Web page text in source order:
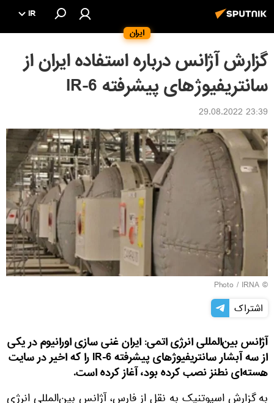
ایران
IR
گزارش آژانس درباره استفاده ایران از
سانتریفیوژهای پیشرفته IR-6‌
23:39 29.08.2022
© Photo /
IRNA
اشتراک
آژانس بین‌المللی انرژی اتمی: ایران غنی سازی اورانیوم در یکی
از سه آبشار سانتریفیوژهای پیشرفته IR-6‌ را که اخیر در سایت
هسته‌ای نطنز نصب کرده بود، آغاز کرده است.